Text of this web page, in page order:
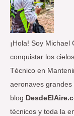
o
r
:
¡Hola! Soy
conquistar los
Técnico en
aeronaves
blog
técnicos y toda la